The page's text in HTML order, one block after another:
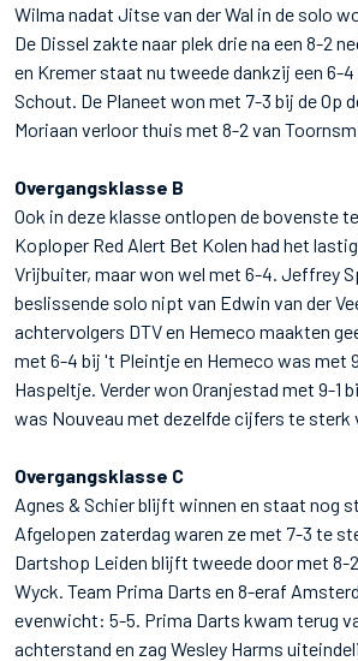
Wilma nadat Jitse van der Wal in de solo
De Dissel zakte naar plek drie na een 8-2
en Kremer staat nu tweede dankzij een 6-
Schout. De Planeet won met 7-3 bij de Op
Moriaan verloor thuis met 8-2 van
Overgangsklasse B
Ook in deze klasse ontlopen de bovenste
Koploper Red Alert Bet Kolen had het
Vrijbuiter, maar won wel met 6-4. Jeffrey
beslissende solo nipt van Edwin van der
achtervolgers DTV en Hemeco maakten
met 6-4 bij 't Pleintje en Hemeco was met
Haspeltje. Verder won Oranjestad met 9-1
was Nouveau met dezelfde cijfers te sterk
Overgangsklasse C
Agnes & Schier blijft winnen en staat nog
Afgelopen zaterdag waren ze met 7-3 te
Dartshop Leiden blijft tweede door met 8-
Wyck. Team Prima Darts en 8-eraf
evenwicht: 5-5. Prima Darts kwam terug
achterstand en zag Wesley Harms